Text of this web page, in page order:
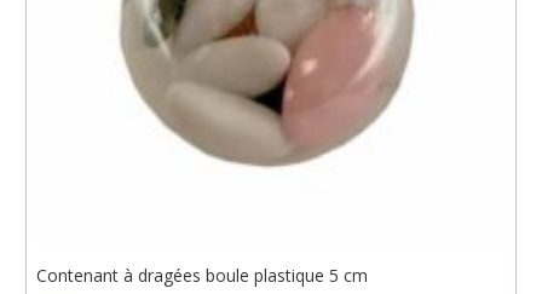
Contenant à dragées boule plastique 5 cm